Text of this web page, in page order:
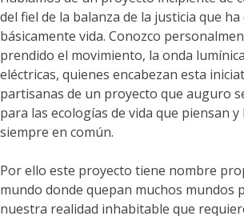
del fiel de la balanza de la justicia que
básicamente vida. Conozco
prendido el movimiento, la onda
eléctricas, quienes encabezan esta
partisanas de un proyecto que auguro
para las ecologías de vida que piensan
siempre en común.
Por ello este proyecto tiene nombre
mundo donde quepan muchos mundos
nuestra realidad inhabitable que